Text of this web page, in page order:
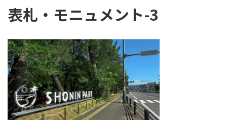
表札・モニュメント-3